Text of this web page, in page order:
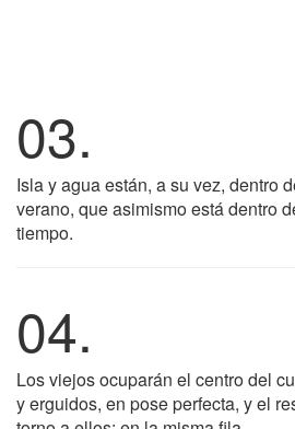
03.
Isla y agua están, a su vez, dentro
verano, que asimismo está dentro
tiempo.
04.
Los viejos ocuparán el centro del
y erguidos, en pose perfecta, y el